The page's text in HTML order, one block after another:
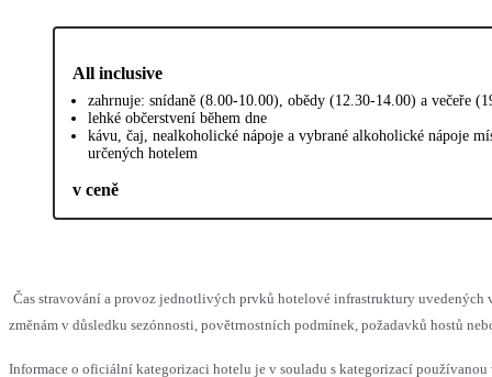
All inclusive
zahrnuje: snídaně (8.00-10.00), obědy (12.30-14.00) a večeře
lehké občerstvení během dne
kávu, čaj, nealkoholické nápoje a vybrané alkoholické nápoje
určených hotelem
v ceně
Čas stravování a provoz jednotlivých prvků hotelové infrastruktury uvedených
změnám v důsledku sezónnosti, povětrnostních podmínek, požadavků hostů
Informace o oficiální kategorizaci hotelu je v souladu s kategorizací používanou